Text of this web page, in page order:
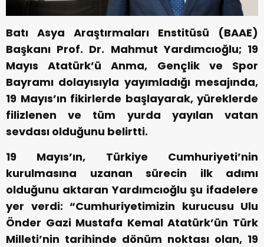
Batı Asya Araştırmaları Enstitüsü (BAAE)
Başkanı Prof. Dr. Mahmut Yardımcıoğlu; 19
Mayıs Atatürk’ü Anma, Gençlik ve Spor
Bayramı dolayısıyla yayımladığı mesajında,
19 Mayıs’ın fikirlerde başlayarak, yüreklerde
filizlenen ve tüm yurda yayılan vatan
sevdası olduğunu belirtti.
19 Mayıs’ın, Türkiye Cumhuriyeti’nin
kurulmasına uzanan sürecin ilk adımı
olduğunu aktaran Yardımcıoğlu şu ifadelere
yer verdi: “Cumhuriyetimizin kurucusu Ulu
Önder Gazi Mustafa Kemal Atatürk’ün Türk
Milleti’nin tarihinde dönüm noktası olan, 19